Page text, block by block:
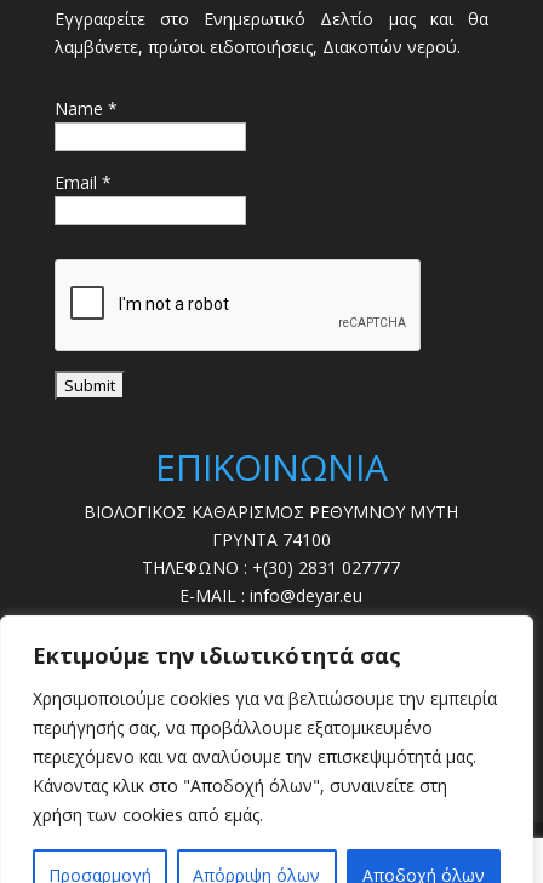
Εκτιμούμε την ιδιωτικότητά σας
Χρησιμοποιούμε cookies για να βελτιώσουμε την εμπειρία
περιήγησής σας, να προβάλλουμε εξατομικευμένο
περιεχόμενο και να αναλύουμε την επισκεψιμότητά μας.
Κάνοντας κλικ στο "Αποδοχή όλων", συναινείτε στη
χρήση των cookies από εμάς.
Προσαρμογή Απόρριψη όλων Αποδοχή όλων
Εγγραφείτε στο Ενημερωτικό Δελτίο μας και θα
λαμβάνετε, πρώτοι ειδοποιήσεις, Διακοπών νερού.
Name *
Email *
ΕΠΙΚΟΙΝΩΝΙΑ
ΒΙΟΛΟΓΙΚΟΣ ΚΑΘΑΡΙΣΜΟΣ ΡΕΘΥΜΝΟΥ ΜΥΤΗ
ΓΡΥΝΤΑ 74100
ΤΗΛΕΦΩΝΟ : +(30) 2831 027777
E-MAIL : info@deyar.eu
ΩΡΕΣ ΛΕΙΤ. : 07:30 – 15:00
ΒΛΑΒΕΣ : 28310 22789